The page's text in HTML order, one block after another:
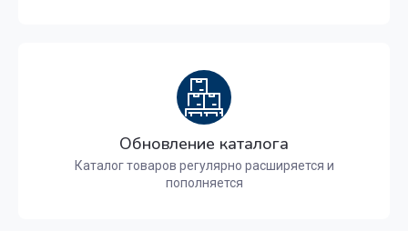
Обновление каталога
Каталог товаров регулярно расширяется и
пополняется